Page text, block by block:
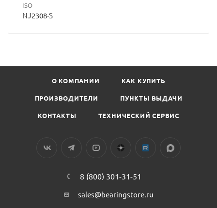
ISO
NJ2308-S
О КОМПАНИИ КАК КУПИТЬ
ПРОИЗВОДИТЕЛИ ПУНКТЫ ВЫДАЧИ
КОНТАКТЫ ТЕХНИЧЕСКИЙ СЕРВИС
8 (800) 301-31-51
sales@bearingstore.ru